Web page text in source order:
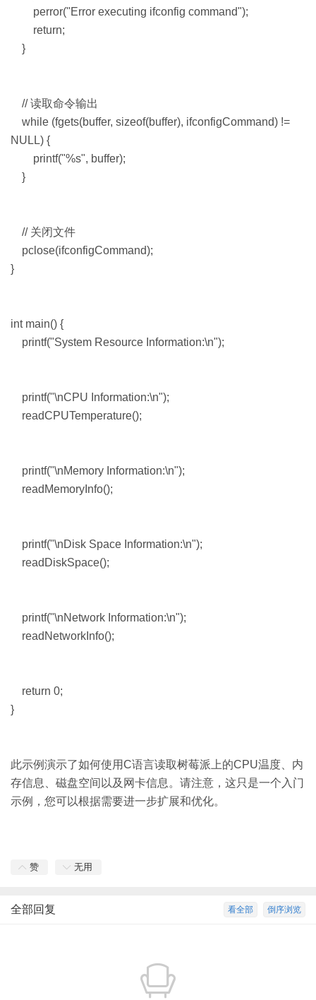
perror("Error executing ifconfig command");
return;
}
// 读取命令输出
while (fgets(buffer, sizeof(buffer), ifconfigCommand) !=
NULL) {
printf("%s", buffer);
}
// 关闭文件
pclose(ifconfigCommand);
}
int main() {
printf("System Resource Information:\n");
printf("\nCPU Information:\n");
readCPUTemperature();
printf("\nMemory Information:\n");
readMemoryInfo();
printf("\nDisk Space Information:\n");
readDiskSpace();
printf("\nNetwork Information:\n");
readNetworkInfo();
return 0;
}
此示例演示了如何使用C语言读取树莓派上的CPU温度、内
存信息、磁盘空间以及网卡信息。请注意，这只是一个入门
示例，您可以根据需要进一步扩展和优化。
赞 无用
倒序浏览
看全部
全部回复